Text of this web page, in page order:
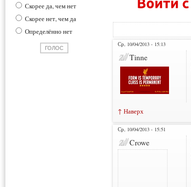
Скорее да, чем нет
Скорее нет, чем да
Определённо нет
Ср, 10/04/2013 - 15:13
Tinne
↑ Наверх
Ср, 10/04/2013 - 15:51
Crowe